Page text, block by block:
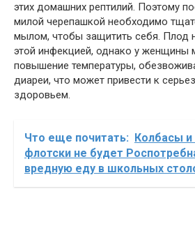
этих домашних рептилий. Поэтому
милой черепашкой необходимо
мылом, чтобы защитить себя. Плод
этой инфекцией, однако у женщины
повышение температуры,
диареи, что может привести к
здоровьем.
Что еще почитать: Колбасы и
флотски не будет
вредную еду в школьных